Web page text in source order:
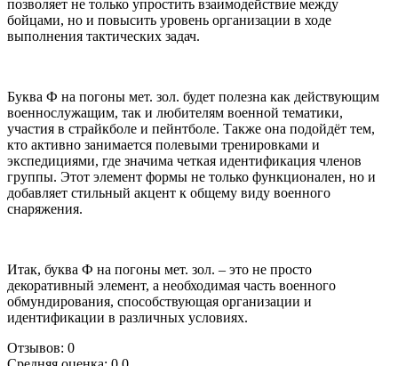
позволяет не только упростить взаимодействие между
бойцами, но и повысить уровень организации в ходе
выполнения тактических задач.
Буква Ф на погоны мет. зол. будет полезна как действующим
военнослужащим, так и любителям военной тематики,
участия в страйкболе и пейнтболе. Также она подойдёт тем,
кто активно занимается полевыми тренировками и
экспедициями, где значима четкая идентификация членов
группы. Этот элемент формы не только функционален, но и
добавляет стильный акцент к общему виду военного
снаряжения.
Итак, буква Ф на погоны мет. зол. – это не просто
декоративный элемент, а необходимая часть военного
обмундирования, способствующая организации и
идентификации в различных условиях.
Отзывов: 0